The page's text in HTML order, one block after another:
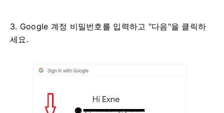
3. Google 계정 비밀번호를 입력하고 "다음"을 클릭하
세요.